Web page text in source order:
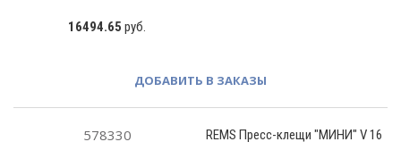
16494.65 руб.
ДОБАВИТЬ В ЗАКАЗЫ
578330 REMS Пресс-клещи "МИНИ" V 16